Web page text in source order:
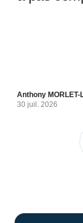
Anthony MORLET-
30 juil. 2026